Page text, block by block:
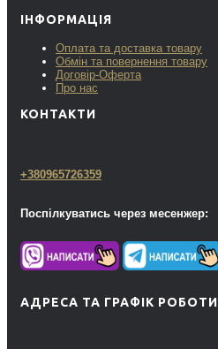
ІНФОРМАЦІЯ
Оплата та доставка товару
Обмін та повернення товару
Договір-Оферта
Про нас
КОНТАКТИ
+380965726359
Поспілкуватись через месенжер:
АДРЕСА ТА ГРАФІК РОБОТИ